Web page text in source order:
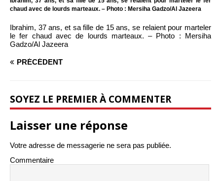
chaud avec de lourds marteaux. – Photo : Mersiha Gadzo/Al Jazeera
Ibrahim, 37 ans, et sa fille de 15 ans, se relaient pour marteler
le fer chaud avec de lourds marteaux. – Photo : Mersiha
Gadzo/Al Jazeera
PRÉCÉDENT
SOYEZ LE PREMIER À COMMENTER
Laisser une réponse
Votre adresse de messagerie ne sera pas publiée.
Commentaire